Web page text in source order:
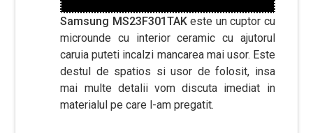
Samsung MS23F301TAKeste un cuptor cu
microunde cu interior ceramic cu ajutorul
caruia puteti incalzi mancarea mai usor. Este
destul de spatios si usor de folosit, insa
mai multe detalii vom discuta imediat in
materialul pe care l-am pregatit.